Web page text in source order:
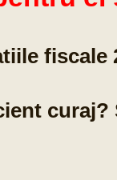
fiscale